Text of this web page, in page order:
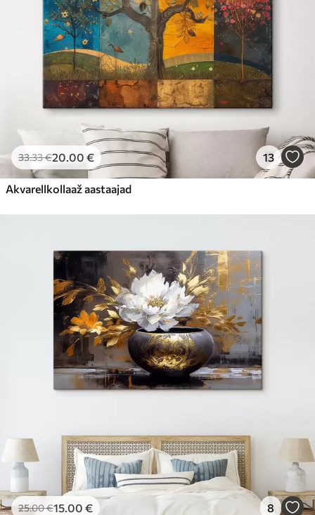
33.33€20.00 € 13
Akvarellkollaaž aastaajad
25.00€15.00 € 8